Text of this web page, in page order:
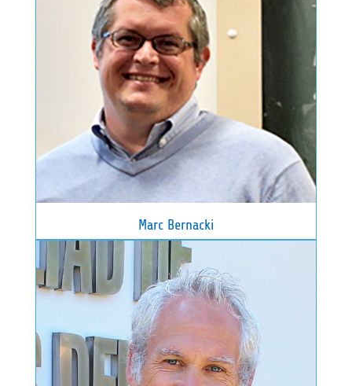
Marc Bernacki